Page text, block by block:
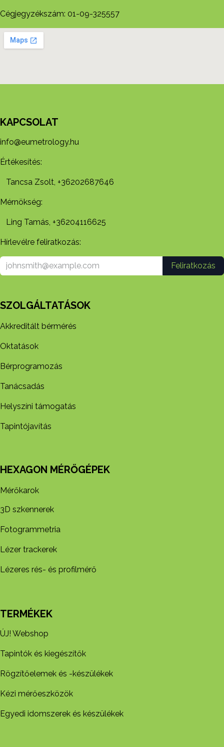
Cégjegyzékszám: 01-09-325557
KAPCSOLAT
info@eumetrology.hu
Értékesítés:
Tancsa Zsolt, +36202687646
Mérnökség:
Ling Tamás, +36204116625
Hírlevélre feliratkozás:
Feliratkozás
SZOLGÁLTATÁSOK
Akkreditált bérmérés
Oktatások
Bérprogramozás
Tanácsadás
Helyszíni támogatás
Tapintójavítás
HEXAGON MÉRŐGÉPEK
Mérőkarok
3D szkennerek
Fotogrammetria
Lézer trackerek
Lézeres rés- és profilmérő
TERMÉKEK
ÚJ! Webshop
Tapintók és kiegészítők
Rögzítőelemek és -készül​ékek
Kézi mérőeszközök
Egyedi idomszerek és készülékek